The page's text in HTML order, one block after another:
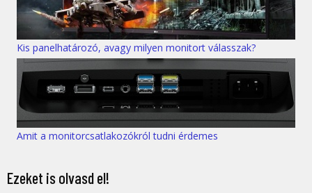
Kis panelhatározó, avagy milyen monitort válasszak?
Amit a monitorcsatlakozókról tudni érdemes
Ezeket is olvasd el!